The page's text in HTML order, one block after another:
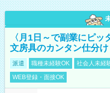
〈月1日～で副業にピッ
文房具のカンタン仕分け
派遣 職種未経験OK 社会人未経
WEB登録・面接OK